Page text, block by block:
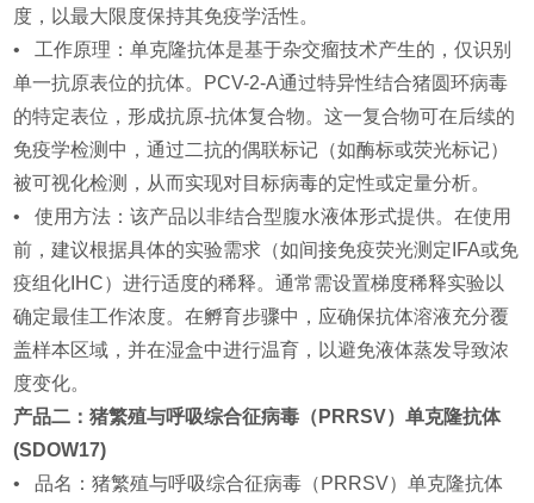
度，以最大限度保持其免疫学活性。
• 工作原理：单克隆抗体是基于杂交瘤技术产生的，仅识别
单一抗原表位的抗体。PCV-2-A通过特异性结合猪圆环病毒
的特定表位，形成抗原-抗体复合物。这一复合物可在后续的
免疫学检测中，通过二抗的偶联标记（如酶标或荧光标记）
被可视化检测，从而实现对目标病毒的定性或定量分析。
• 使用方法：该产品以非结合型腹水液体形式提供。在使用
前，建议根据具体的实验需求（如间接免疫荧光测定IFA或免
疫组化IHC）进行适度的稀释。通常需设置梯度稀释实验以
确定最佳工作浓度。在孵育步骤中，应确保抗体溶液充分覆
盖样本区域，并在湿盒中进行温育，以避免液体蒸发导致浓
度变化。
产品二：猪繁殖与呼吸综合征病毒（PRRSV）单克隆抗体
(SDOW17)
• 品名：猪繁殖与呼吸综合征病毒（PRRSV）单克隆抗体